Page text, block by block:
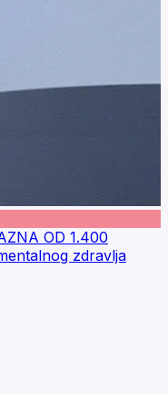
OD 1.400
zdravlja